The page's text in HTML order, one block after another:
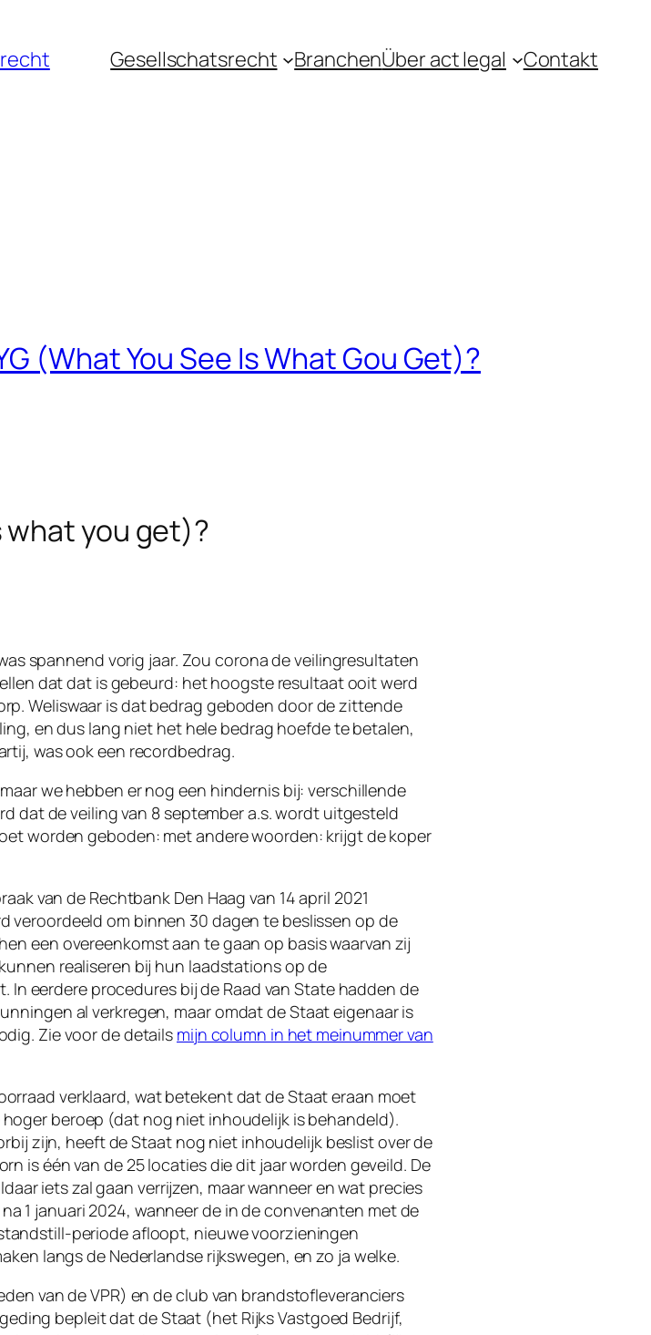
Gesellschatsrecht BranchenÜber act legal Contakt
(What You See Is What Gou Get)?
what you get)?
spannend vorig jaar. Zou corona de veilingresultaten
dat dat is gebeurd: het hoogste resultaat ooit werd
Weliswaar is dat bedrag geboden door de zittende
en dus lang niet het hele bedrag hoefde te betalen,
was ook een recordbedrag.
we hebben er nog een hindernis bij: verschillende
dat de veiling van 8 september a.s. wordt uitgesteld
worden geboden: met andere woorden: krijgt de koper
van de Rechtbank Den Haag van 14 april 2021
veroordeeld om binnen 30 dagen te beslissen op de
een overeenkomst aan te gaan op basis waarvan zij
realiseren bij hun laadstations op de
In eerdere procedures bij de Raad van State hadden de
al verkregen, maar omdat de Staat eigenaar is
Zie voor de details mijn column in het meinummer van
verklaard, wat betekent dat de Staat eraan moet
beroep (dat nog niet inhoudelijk is behandeld).
zijn, heeft de Staat nog niet inhoudelijk beslist over de
is één van de 25 locaties die dit jaar worden geveild. De
iets zal gaan verrijzen, maar wanneer en wat precies
1 januari 2024, wanneer de in de convenanten met de
periode afloopt, nieuwe voorzieningen
langs de Nederlandse rijkswegen, en zo ja welke.
van de VPR) en de club van brandstofleveranciers
bepleit dat de Staat (het Rijks Vastgoed Bedrijf,